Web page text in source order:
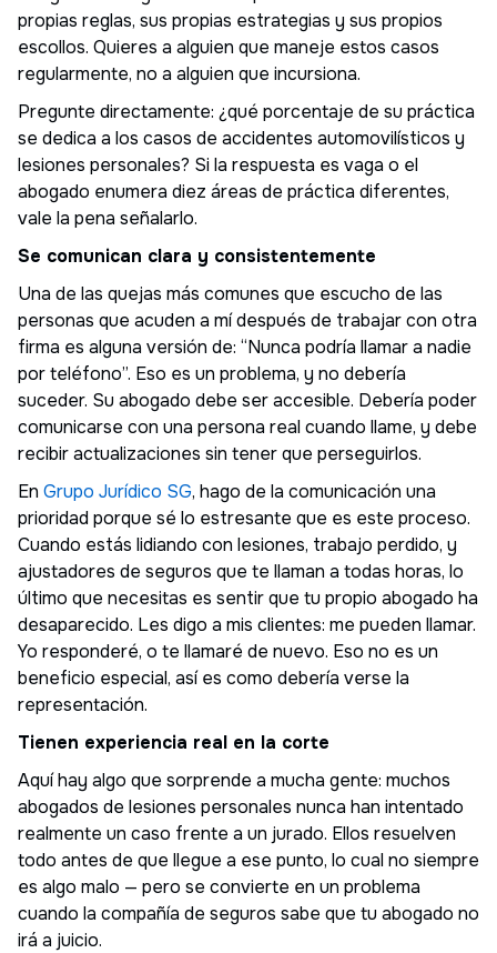
propias reglas, sus propias estrategias y sus propios
escollos. Quieres a alguien que maneje estos casos
regularmente, no a alguien que incursiona.
Pregunte directamente: ¿qué porcentaje de su práctica
se dedica a los casos de accidentes automovilísticos y
lesiones personales? Si la respuesta es vaga o el
abogado enumera diez áreas de práctica diferentes,
vale la pena señalarlo.
Se comunican clara y consistentemente
Una de las quejas más comunes que escucho de las
personas que acuden a mí después de trabajar con otra
firma es alguna versión de: “Nunca podría llamar a nadie
por teléfono”. Eso es un problema, y no debería
suceder. Su abogado debe ser accesible. Debería poder
comunicarse con una persona real cuando llame, y debe
recibir actualizaciones sin tener que perseguirlos.
En Grupo Jurídico SG, hago de la comunicación una
prioridad porque sé lo estresante que es este proceso.
Cuando estás lidiando con lesiones, trabajo perdido, y
ajustadores de seguros que te llaman a todas horas, lo
último que necesitas es sentir que tu propio abogado ha
desaparecido. Les digo a mis clientes: me pueden llamar.
Yo responderé, o te llamaré de nuevo. Eso no es un
beneficio especial, así es como debería verse la
representación.
Tienen experiencia real en la corte
Aquí hay algo que sorprende a mucha gente: muchos
abogados de lesiones personales nunca han intentado
realmente un caso frente a un jurado. Ellos resuelven
todo antes de que llegue a ese punto, lo cual no siempre
es algo malo — pero se convierte en un problema
cuando la compañía de seguros sabe que tu abogado no
irá a juicio.